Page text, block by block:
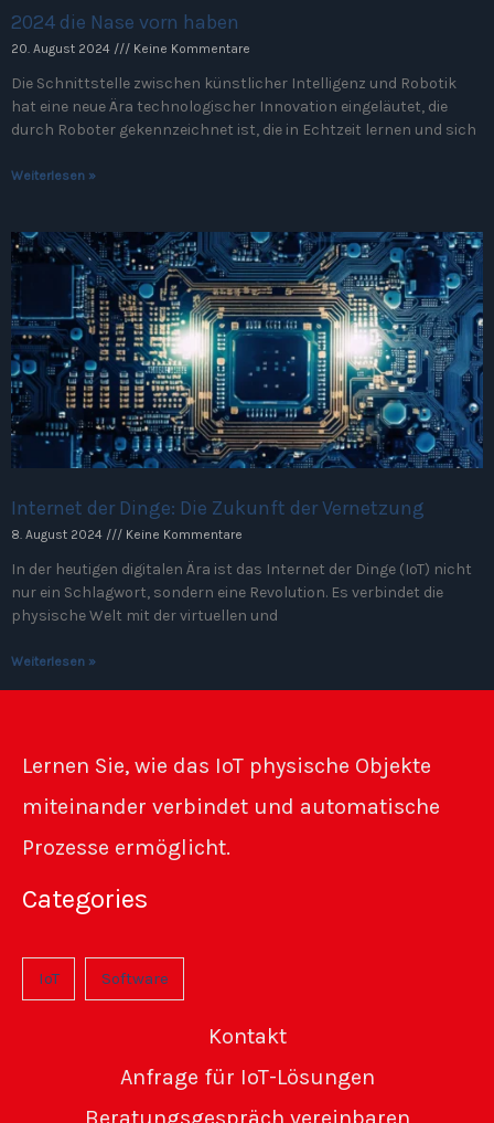
2024 die Nase vorn haben
20. August 2024 Keine Kommentare
Die Schnittstelle zwischen künstlicher Intelligenz und Robotik
hat eine neue Ära technologischer Innovation eingeläutet, die
durch Roboter gekennzeichnet ist, die in Echtzeit lernen und sich
Weiterlesen »
Internet der Dinge: Die Zukunft der Vernetzung
8. August 2024 Keine Kommentare
In der heutigen digitalen Ära ist das Internet der Dinge (IoT) nicht
nur ein Schlagwort, sondern eine Revolution. Es verbindet die
physische Welt mit der virtuellen und
Weiterlesen »
Lernen Sie, wie das IoT physische Objekte
miteinander verbindet und automatische
Prozesse ermöglicht.
Categories
IoT Software
Kontakt
Anfrage für IoT-Lösungen
Beratungsgespräch vereinbaren